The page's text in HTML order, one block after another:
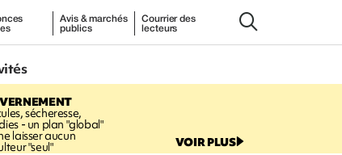
Avis & marchés
publics
Courrier des
lecteurs
sécheresse,
- un plan "global"
laisser aucun
"seul" VOIR PLUS